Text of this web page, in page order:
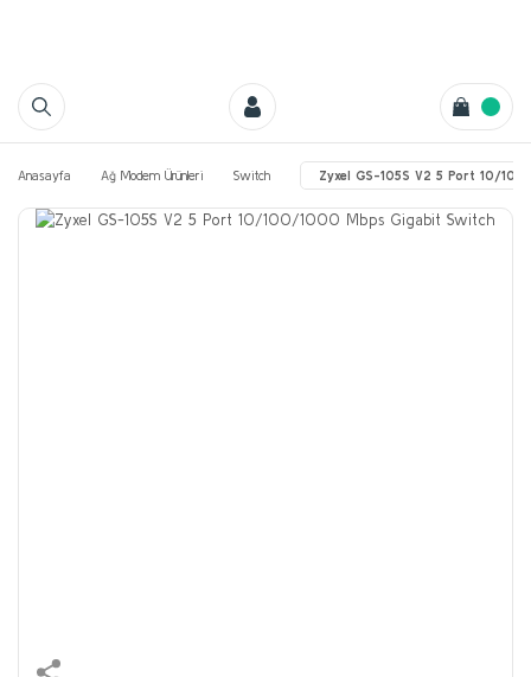
Anasayfa Ağ Modem Ürünleri Switch Zyxel GS-105S V2 5 Port 10/